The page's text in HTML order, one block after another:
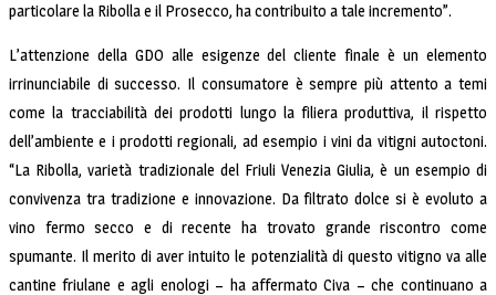
particolare la Ribolla e il Prosecco, ha contribuito a tale incremento”.
L’attenzione della GDO alle esigenze del cliente finale è un elemento
irrinunciabile di successo. Il consumatore è sempre più attento a temi
come la tracciabilità dei prodotti lungo la filiera produttiva, il rispetto
dell’ambiente e i prodotti regionali, ad esempio i vini da vitigni autoctoni.
“La Ribolla, varietà tradizionale del Friuli Venezia Giulia, è un esempio di
convivenza tra tradizione e innovazione. Da filtrato dolce si è evoluto a
vino fermo secco e di recente ha trovato grande riscontro come
spumante. Il merito di aver intuito le potenzialità di questo vitigno va alle
cantine friulane e agli enologi – ha affermato Civa – che continuano a